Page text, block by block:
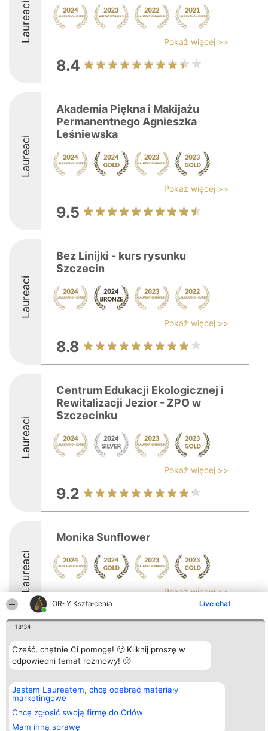
ORŁY Kształcenia Live chat
18:34
Cześć, chętnie Ci pomogę! 🙂 Kliknij proszę w
odpowiedni temat rozmowy! 🙂
Jestem Laureatem, chcę odebrać materiały
marketingowe
Chcę zgłosić swoją firmę do Orłów
Mam inną sprawę
Laureaci Pokaż więcej >>
8.4
Laureaci
Akademia Piękna i Makijażu
Permanentnego Agnieszka
Leśniewska
Pokaż więcej >>
9.5
Laureaci
Bez Linijki - kurs rysunku
Szczecin
Pokaż więcej >>
8.8
Laureaci
Centrum Edukacji Ekologicznej i
Rewitalizacji Jezior - ZPO w
Szczecinku
Pokaż więcej >>
9.2
Laureaci
Monika Sunflower
Pokaż więcej >>
9.9
Organizator plebiscytu
Bright Side Solutions sp. z o.
ul. Ruska 22
Wrocław 50-079
KRS 0000749100 | Regon
381313360 | NIP 8943132676
+48 508 492 400
Plebiscyt
Laureaci
wszystkich
Laureatów
Regulamin